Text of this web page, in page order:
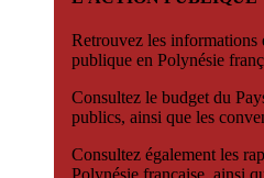
Retrouvez les informations
publique en Polynésie
Consultez le budget du
publics, ainsi que les
Consultez également les